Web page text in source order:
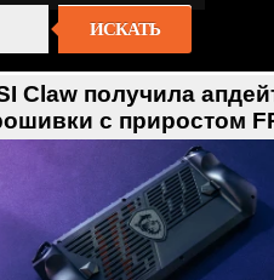
ИСКАТЬ
Claw получила
с приростом